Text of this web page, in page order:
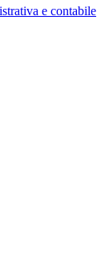
e contabile